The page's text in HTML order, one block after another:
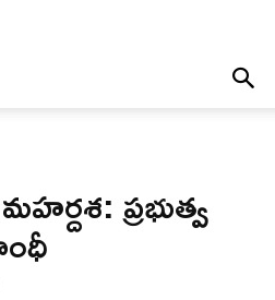
ప్రభుత్వ